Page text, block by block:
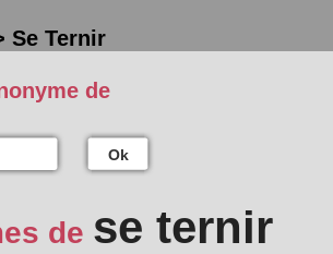
Se Ternir
de
Ok
de se ternir